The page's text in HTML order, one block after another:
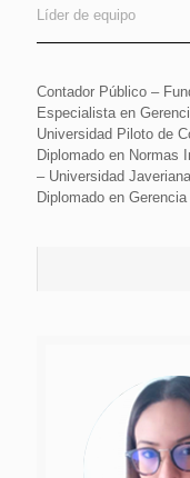
Líder de equipo
Contador Público –
Especialista en
Universidad Piloto de
Diplomado en Normas
– Universidad Javeriana
Diplomado en